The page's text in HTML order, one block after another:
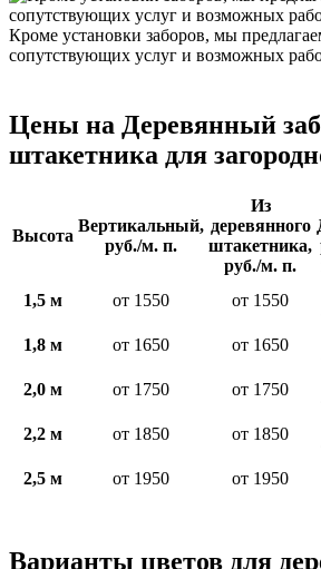
Кроме установки заборов, мы
сопутствующих услуг и возможных
Цены на Деревянный
штакетника для
Высота
Вертикальный,
руб./м. п.
Из
деревянного
штакетника,
руб./м. п.
1,5 м
от 1550 от 1550
1,8 м от 1650 от 1650
2,0 м от 1750 от 1750
2,2 м от 1850 от 1850
2,5 м от 1950 от 1950
Варианты цветов для